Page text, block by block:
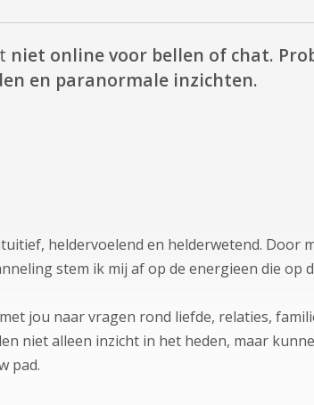
niet online voor bellen of chat.
en paranormale inzichten.
heldervoelend en helderwetend. Door
stem ik mij af op de energieen die op
jou naar vragen rond liefde, relaties,
niet alleen inzicht in het heden, maar
pad.